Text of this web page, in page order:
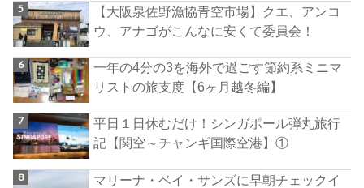
【大阪泉佐野漁協青空市場】クエ、アンコ
ウ、アナゴがこんなに安くて委員会！
一年の4分の3を海外で過ごす節約系ミニマ
リストの旅支度【6ヶ月越冬編】
平日１日休むだけ！シンガポール弾丸旅行
記【関空～チャンギ国際空港】①
マリーナ・ベイ・サンズに早朝チェックイ